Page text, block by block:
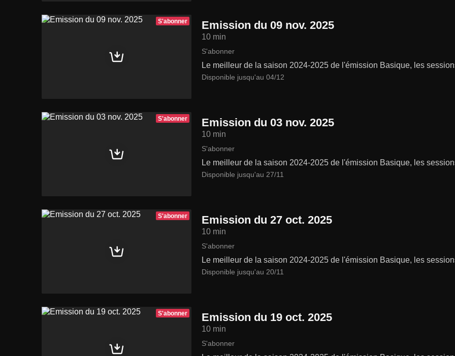
S'abonner Emission du 09 nov. 2025
10 min
S'abonner
Le meilleur de la saison 2024-2025 de l'émission Basique, les
Disponible jusqu'au 04/12
S'abonner Emission du 03 nov. 2025
10 min
S'abonner
Le meilleur de la saison 2024-2025 de l'émission Basique, les
Disponible jusqu'au 27/11
S'abonner Emission du 27 oct. 2025
10 min
S'abonner
Le meilleur de la saison 2024-2025 de l'émission Basique, les
Disponible jusqu'au 20/11
S'abonner Emission du 19 oct. 2025
10 min
S'abonner